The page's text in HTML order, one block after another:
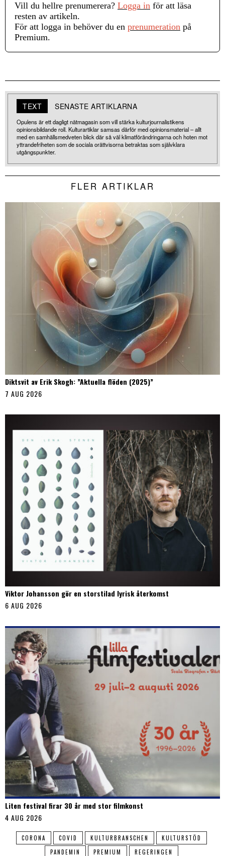
Vill du hellre prenumerera? Logga in för att läsa
resten av artikeln.
För att logga in behöver du en prenumeration på
Premium.
TEXT SENASTE ARTIKLARNA
Opulens är ett dagligt nätmagasin som vill stärka kulturjournalistikens
opinionsbildande roll. Kulturartiklar samsas därför med opinionsmaterial – allt
med en samhällsmedveten blick där så väl klimatförändringarna och hoten mot
yttrandefriheten som de sociala orättvisorna betraktas som självklara
utgångspunkter.
FLER ARTIKLAR
Diktsvit av Erik Skogh: ”Aktuella flöden (2025)”
7 AUG 2026
Viktor Johansson gör en storstilad lyrisk återkomst
6 AUG 2026
Liten festival firar 30 år med stor filmkonst
4 AUG 2026
CORONA COVID KULTURBRANSCHEN
KULTURSTÖD
PANDEMIN
PREMIUM REGERINGEN